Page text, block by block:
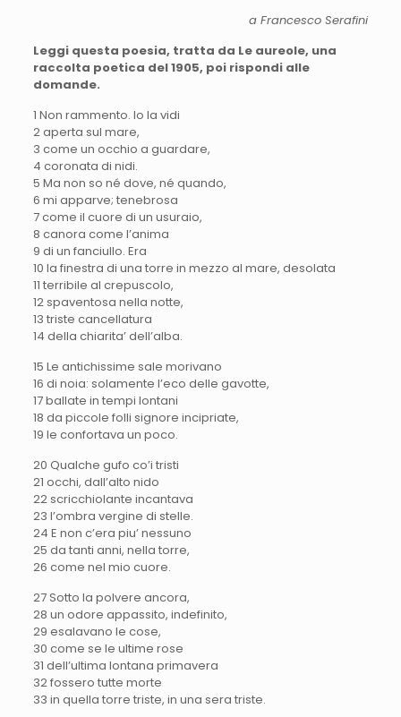
a Francesco Serafini
Leggi questa poesia, tratta da Le aureole, una
raccolta poetica del 1905, poi rispondi alle
domande.
1 Non rammento. Io la vidi
2 aperta sul mare,
3 come un occhio a guardare,
4 coronata di nidi.
5 Ma non so né dove, né quando,
6 mi apparve; tenebrosa
7 come il cuore di un usuraio,
8 canora come l’anima
9 di un fanciullo. Era
10 la finestra di una torre in mezzo al mare, desolata
11 terribile al crepuscolo,
12 spaventosa nella notte,
13 triste cancellatura
14 della chiarita’ dell’alba.
15 Le antichissime sale morivano
16 di noia: solamente l’eco delle gavotte,
17 ballate in tempi lontani
18 da piccole folli signore incipriate,
19 le confortava un poco.
20 Qualche gufo co’i tristi
21 occhi, dall’alto nido
22 scricchiolante incantava
23 l’ombra vergine di stelle.
24 E non c’era piu’ nessuno
25 da tanti anni, nella torre,
26 come nel mio cuore.
27 Sotto la polvere ancora,
28 un odore appassito, indefinito,
29 esalavano le cose,
30 come se le ultime rose
31 dell’ultima lontana primavera
32 fossero tutte morte
33 in quella torre triste, in una sera triste.